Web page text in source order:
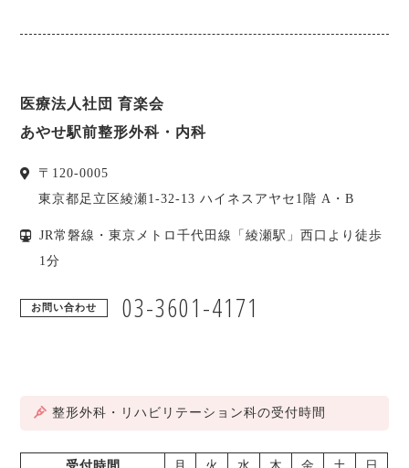
医療法人社団 育楽会
あやせ駅前整形外科・内科
〒 120-0005
東京都足立区綾瀬1-32-13 ハイネスアヤセ1階 A・B
JR常磐線・東京メトロ千代田線「綾瀬駅」西口より徒歩
1分
お問い合わせ 03-3601-4171
整形外科・リハビリテーション科の受付時間